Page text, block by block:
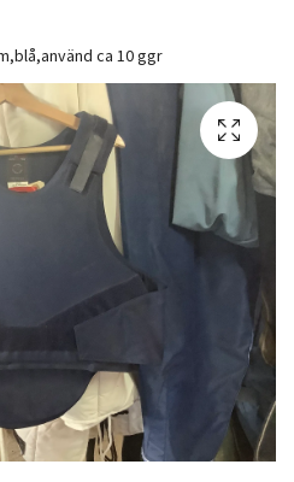
ca 10 ggr